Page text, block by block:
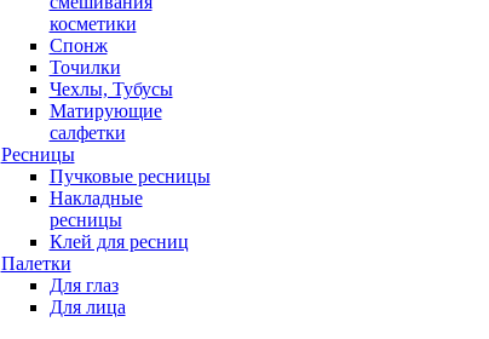
косметики
Спонж
Точилки
Чехлы, Тубусы
Матирующие
салфетки
Ресницы
Пучковые ресницы
Накладные
ресницы
Клей для ресниц
Палетки
Для глаз
Для лица